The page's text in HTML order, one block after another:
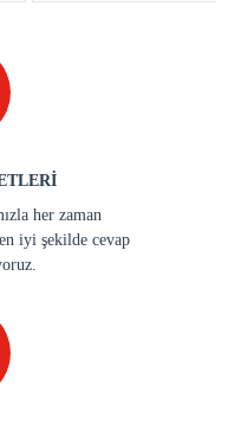
her zaman
iyi şekilde cevap